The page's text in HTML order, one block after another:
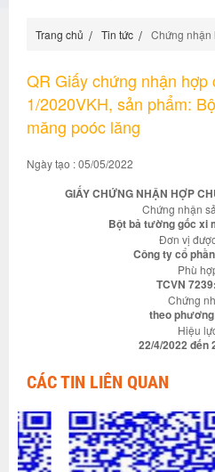
Trang chủ Tin tức Chứng nhận
QR Giấy chứng nhận hợp
1/2020VKH, sản phẩm:
măng poóc lăng
Ngày tạo : 05/05/2022
GIẤY CHỨNG NHẬN HỢP
Chứng nhận
Bột bả tường gốc xi
Đơn vị
Công ty cổ
Phù
TCVN
Chứng
theo
Hiệu
22/4/2022 đến
CÁC TIN LIÊN QUAN